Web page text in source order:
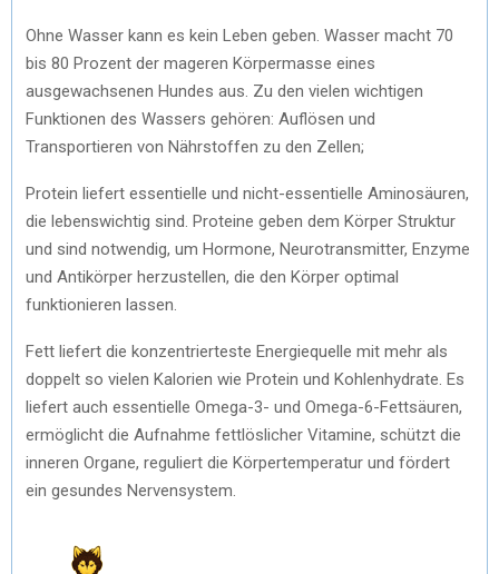
Ohne Wasser kann es kein Leben geben. Wasser macht 70
bis 80 Prozent der mageren Körpermasse eines
ausgewachsenen Hundes aus. Zu den vielen wichtigen
Funktionen des Wassers gehören: Auflösen und
Transportieren von Nährstoffen zu den Zellen;
Protein liefert essentielle und nicht-essentielle Aminosäuren,
die lebenswichtig sind. Proteine geben dem Körper Struktur
und sind notwendig, um Hormone, Neurotransmitter, Enzyme
und Antikörper herzustellen, die den Körper optimal
funktionieren lassen.
Fett liefert die konzentrierteste Energiequelle mit mehr als
doppelt so vielen Kalorien wie Protein und Kohlenhydrate. Es
liefert auch essentielle Omega-3- und Omega-6-Fettsäuren,
ermöglicht die Aufnahme fettlöslicher Vitamine, schützt die
inneren Organe, reguliert die Körpertemperatur und fördert
ein gesundes Nervensystem.